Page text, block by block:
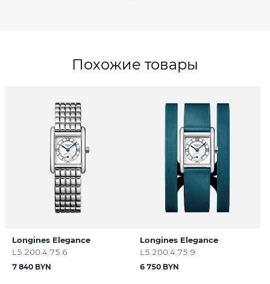
Похожие товары
Longines Elegance
L5.200.4.75.6
7 840 BYN
Longines Elegance
L5.200.4.75.9
6 750 BYN